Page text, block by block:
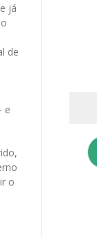
já
de
e
o